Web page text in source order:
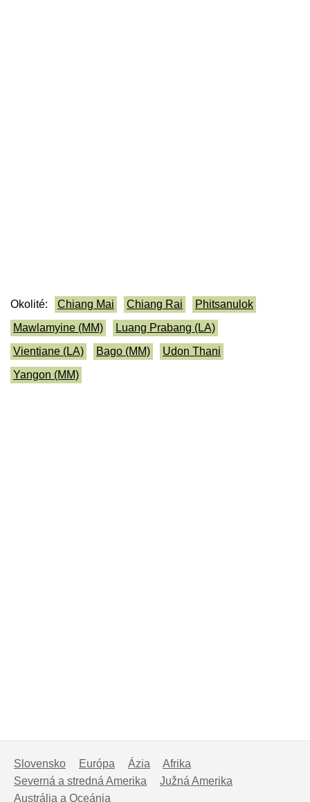
Okolité: Chiang Mai Chiang Rai
Phitsanulok
Mawlamyine (MM)
Luang Prabang (LA)
Vientiane (LA)
Bago (MM)
Udon Thani
Yangon (MM)
Slovensko Európa Ázia
Afrika
Severná a stredná Amerika
Južná Amerika
Austrália a Oceánia